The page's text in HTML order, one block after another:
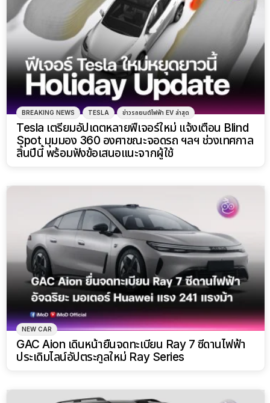
BREAKING NEWS TESLA ข่าวรถยนต์ไฟฟ้า EV ล่าสุด
Tesla เตรียมอัปเดตหลายฟีเจอร์ใหม่ แจ้งเตือน Blind
Spot มุมมอง 360 องศาขณะจอดรถ ฯลฯ ช่วงเทศกาล
สิ้นปีนี้ พร้อมฟังข้อเสนอแนะจากผู้ใช้
NEW CAR
GAC Aion เดินหน้ายื่นจดทะเบียน Ray 7 ซีดานไฟฟ้า
ประเดิมไลน์อัปตระกูลใหม่ Ray Series